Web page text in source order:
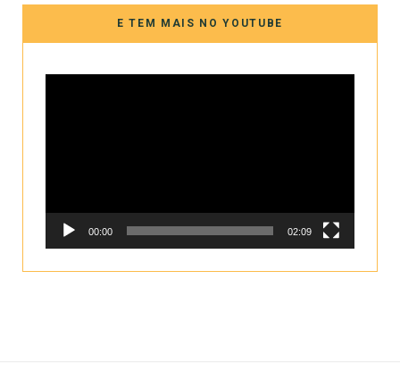
E TEM MAIS NO YOUTUBE
00:00 02:09